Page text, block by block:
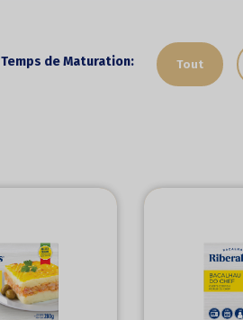
Temps de Maturation: Tout